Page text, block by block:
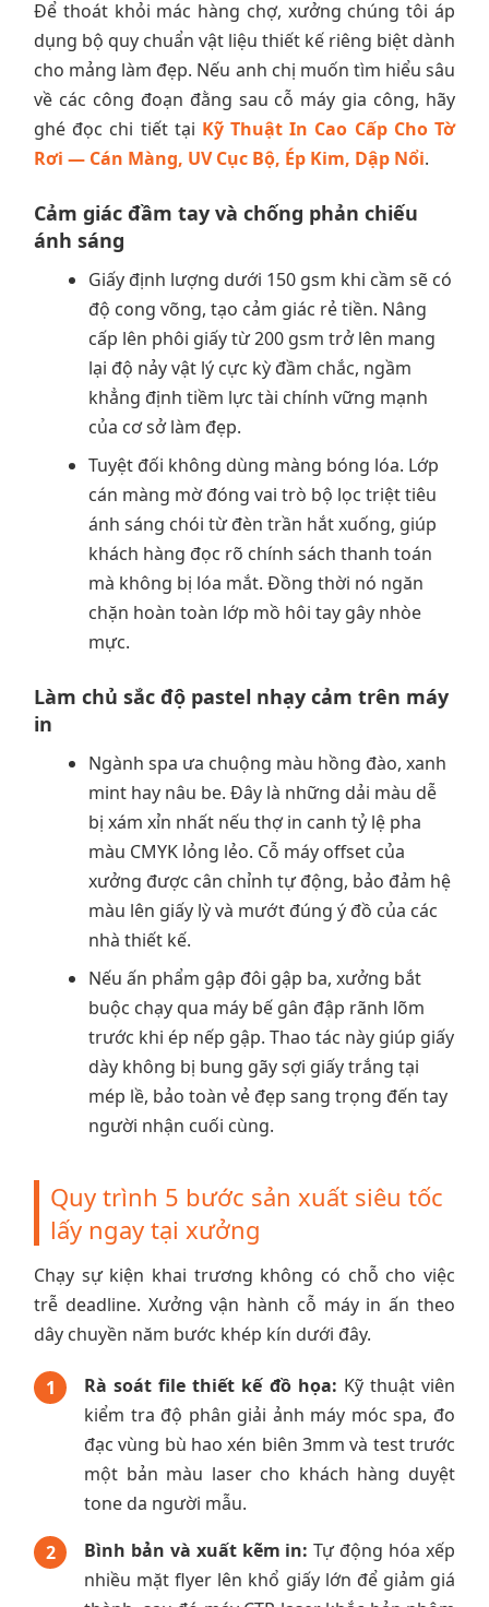
Để thoát khỏi mác hàng chợ, xưởng chúng tôi áp
dụng bộ quy chuẩn vật liệu thiết kế riêng biệt dành
cho mảng làm đẹp. Nếu anh chị muốn tìm hiểu sâu
về các công đoạn đằng sau cỗ máy gia công, hãy
ghé đọc chi tiết tại Kỹ Thuật In Cao Cấp Cho Tờ
Rơi — Cán Màng, UV Cục Bộ, Ép Kim, Dập Nổi.
Cảm giác đầm tay và chống phản chiếu
ánh sáng
Giấy định lượng dưới 150 gsm khi cầm sẽ có
độ cong võng, tạo cảm giác rẻ tiền. Nâng
cấp lên phôi giấy từ 200 gsm trở lên mang
lại độ nảy vật lý cực kỳ đầm chắc, ngầm
khẳng định tiềm lực tài chính vững mạnh
của cơ sở làm đẹp.
Tuyệt đối không dùng màng bóng lóa. Lớp
cán màng mờ đóng vai trò bộ lọc triệt tiêu
ánh sáng chói từ đèn trần hắt xuống, giúp
khách hàng đọc rõ chính sách thanh toán
mà không bị lóa mắt. Đồng thời nó ngăn
chặn hoàn toàn lớp mồ hôi tay gây nhòe
mực.
Làm chủ sắc độ pastel nhạy cảm trên máy
in
Ngành spa ưa chuộng màu hồng đào, xanh
mint hay nâu be. Đây là những dải màu dễ
bị xám xỉn nhất nếu thợ in canh tỷ lệ pha
màu CMYK lỏng lẻo. Cỗ máy offset của
xưởng được cân chỉnh tự động, bảo đảm hệ
màu lên giấy lỳ và mướt đúng ý đồ của các
nhà thiết kế.
Nếu ấn phẩm gập đôi gập ba, xưởng bắt
buộc chạy qua máy bế gân đập rãnh lõm
trước khi ép nếp gập. Thao tác này giúp giấy
dày không bị bung gãy sợi giấy trắng tại
mép lề, bảo toàn vẻ đẹp sang trọng đến tay
người nhận cuối cùng.
Quy trình 5 bước sản xuất siêu tốc
lấy ngay tại xưởng
Chạy sự kiện khai trương không có chỗ cho việc
trễ deadline. Xưởng vận hành cỗ máy in ấn theo
dây chuyền năm bước khép kín dưới đây.
1 Rà soát file thiết kế đồ họa: Kỹ thuật viên
kiểm tra độ phân giải ảnh máy móc spa, đo
đạc vùng bù hao xén biên 3mm và test trước
một bản màu laser cho khách hàng duyệt
tone da người mẫu.
2 Bình bản và xuất kẽm in: Tự động hóa xếp
nhiều mặt flyer lên khổ giấy lớn để giảm giá